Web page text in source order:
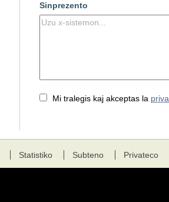
Sinprezento
Mi tralegis kaj akceptas la
Statistiko Subteno Privateco